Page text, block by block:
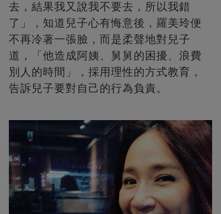
去，結果我又說我不要去，所以我錯
了」，知道兒子心有悔意後，羅美玲便
不再冷著一張臉，而是柔聲地對兒子
道，「他造成阿姨、舅舅的困擾、浪費
別人的時間」，採用理性的方式教育，
告訴兒子要對自己的行為負責。